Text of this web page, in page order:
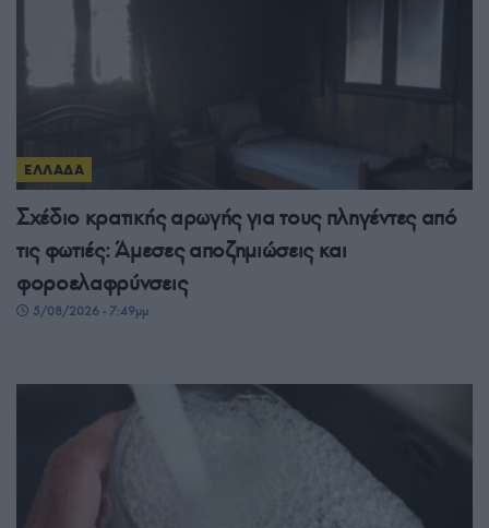
ΕΛΛΑΔΑ
Σχέδιο κρατικής αρωγής για τους πληγέντες από
τις φωτιές: Άμεσες αποζημιώσεις και
φοροελαφρύνσεις
5/08/2026 - 7:49μμ